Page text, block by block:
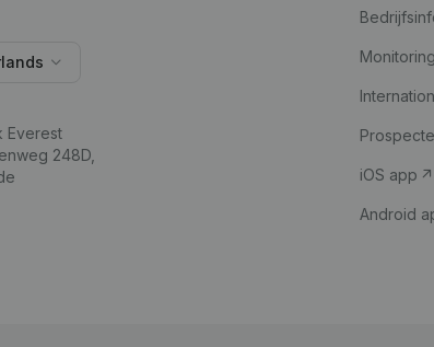
Everest
248D,
Monitoring
iOS app
Android